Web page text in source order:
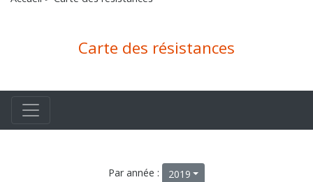
Carte des résistances
Par année : 2019